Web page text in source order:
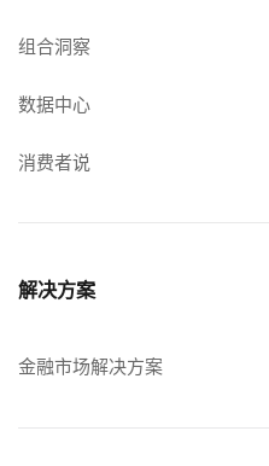
组合洞察
数据中心
消费者说
解决方案
金融市场解决方案